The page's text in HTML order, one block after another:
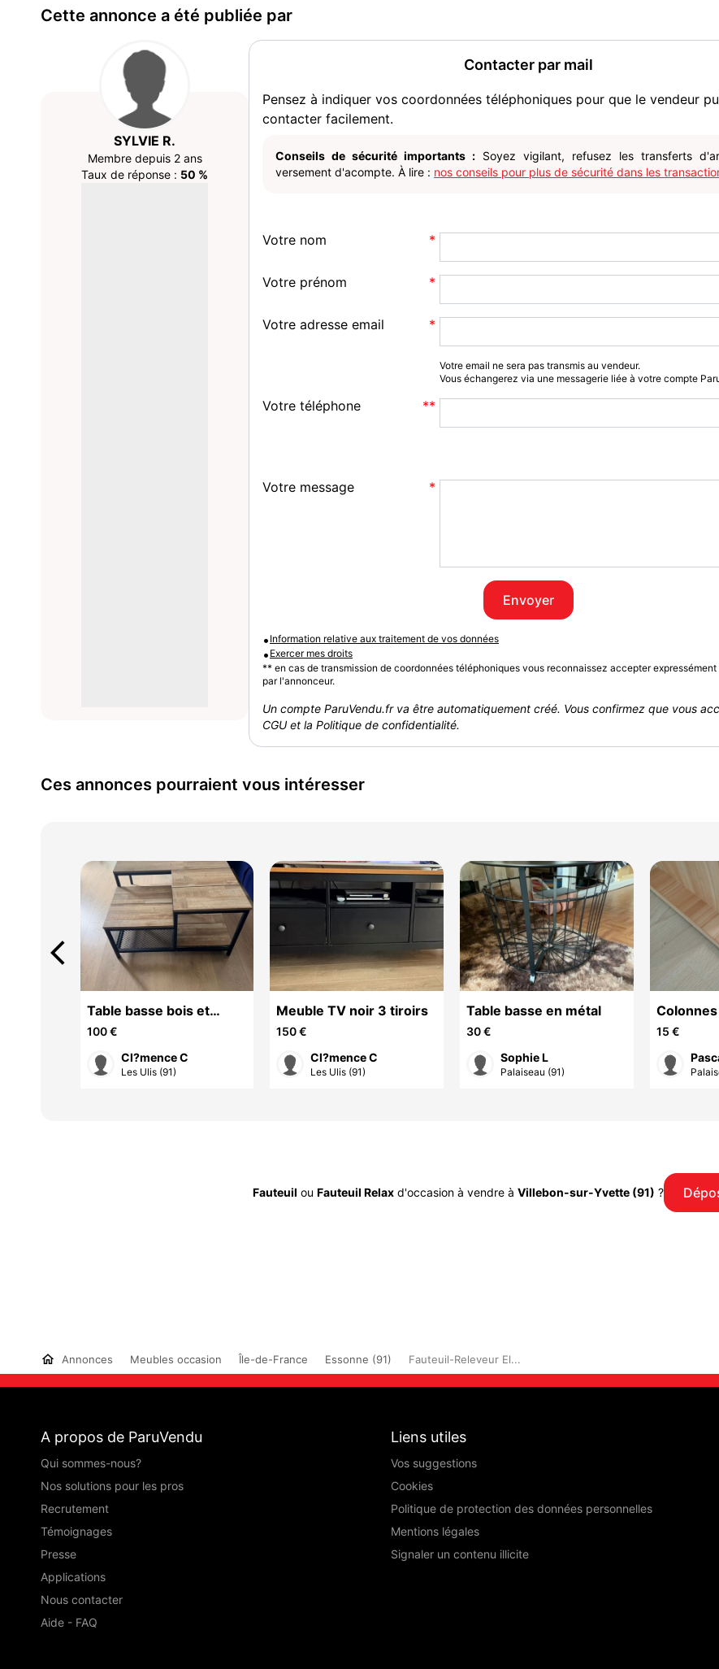
Dimension : 80 cm x 110
Meubles occasion à vendre
Cette annonce a été publiée par
SYLVIE R.
Membre depuis 2 ans
Taux de réponse : 50 %
Contacter par mail
Pensez à indiquer vos coordonnées téléphoniques pour que le vendeur
contacter facilement.
Conseils de sécurité importants : Soyez vigilant, refusez les transferts
versement d'acompte. À lire : nos conseils pour plus de sécurité dans les
Votre nom
Votre prénom
Votre adresse email
Votre email ne sera pas transmis au vendeur.
Vous échangerez via une messagerie liée à votre compte
Votre téléphone
Votre message
Envoyer
• Information relative aux traitement de vos données
• Exercer mes droits
** en cas de transmission de coordonnées téléphoniques vous reconnaissez accepter
par l'annonceur.
Un compte ParuVendu.fr va être automatiquement créé. Vous confirmez que vous
CGU et la Politique de confidentialité.
Ces annonces pourraient vous intéresser
Table basse bois et
métal deux niveaux
100 €
Cl?mence C
Les Ulis (91)
Meuble TV noir 3 tiroirs
150 €
Cl?mence C
Les Ulis (91)
Table basse en métal
30 €
Sophie L
Palaiseau (91)
cd-dvd-
15 €
arrow_back_ios
Fauteuil ou Fauteuil Relaxd'occasion à vendre à Villebon-sur-Yvette (91) ?
Annonces Meubles occasion Île-de-France Essonne (91) Fauteuil-Releveur El...
A propos de ParuVendu
Qui sommes-nous?
Nos solutions pour les pros
Recrutement
Témoignages
Presse
Applications
Nous contacter
Aide - FAQ
Liens utiles
Vos suggestions
Cookies
Politique de protection des données personnelles
Mentions légales
Signaler un contenu illicite